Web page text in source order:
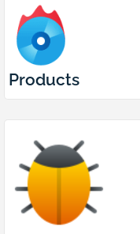
Products